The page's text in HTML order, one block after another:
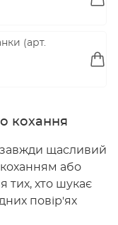
(арт.
кохання
щасливий
коханням або
тих, хто шукає
повір'ях